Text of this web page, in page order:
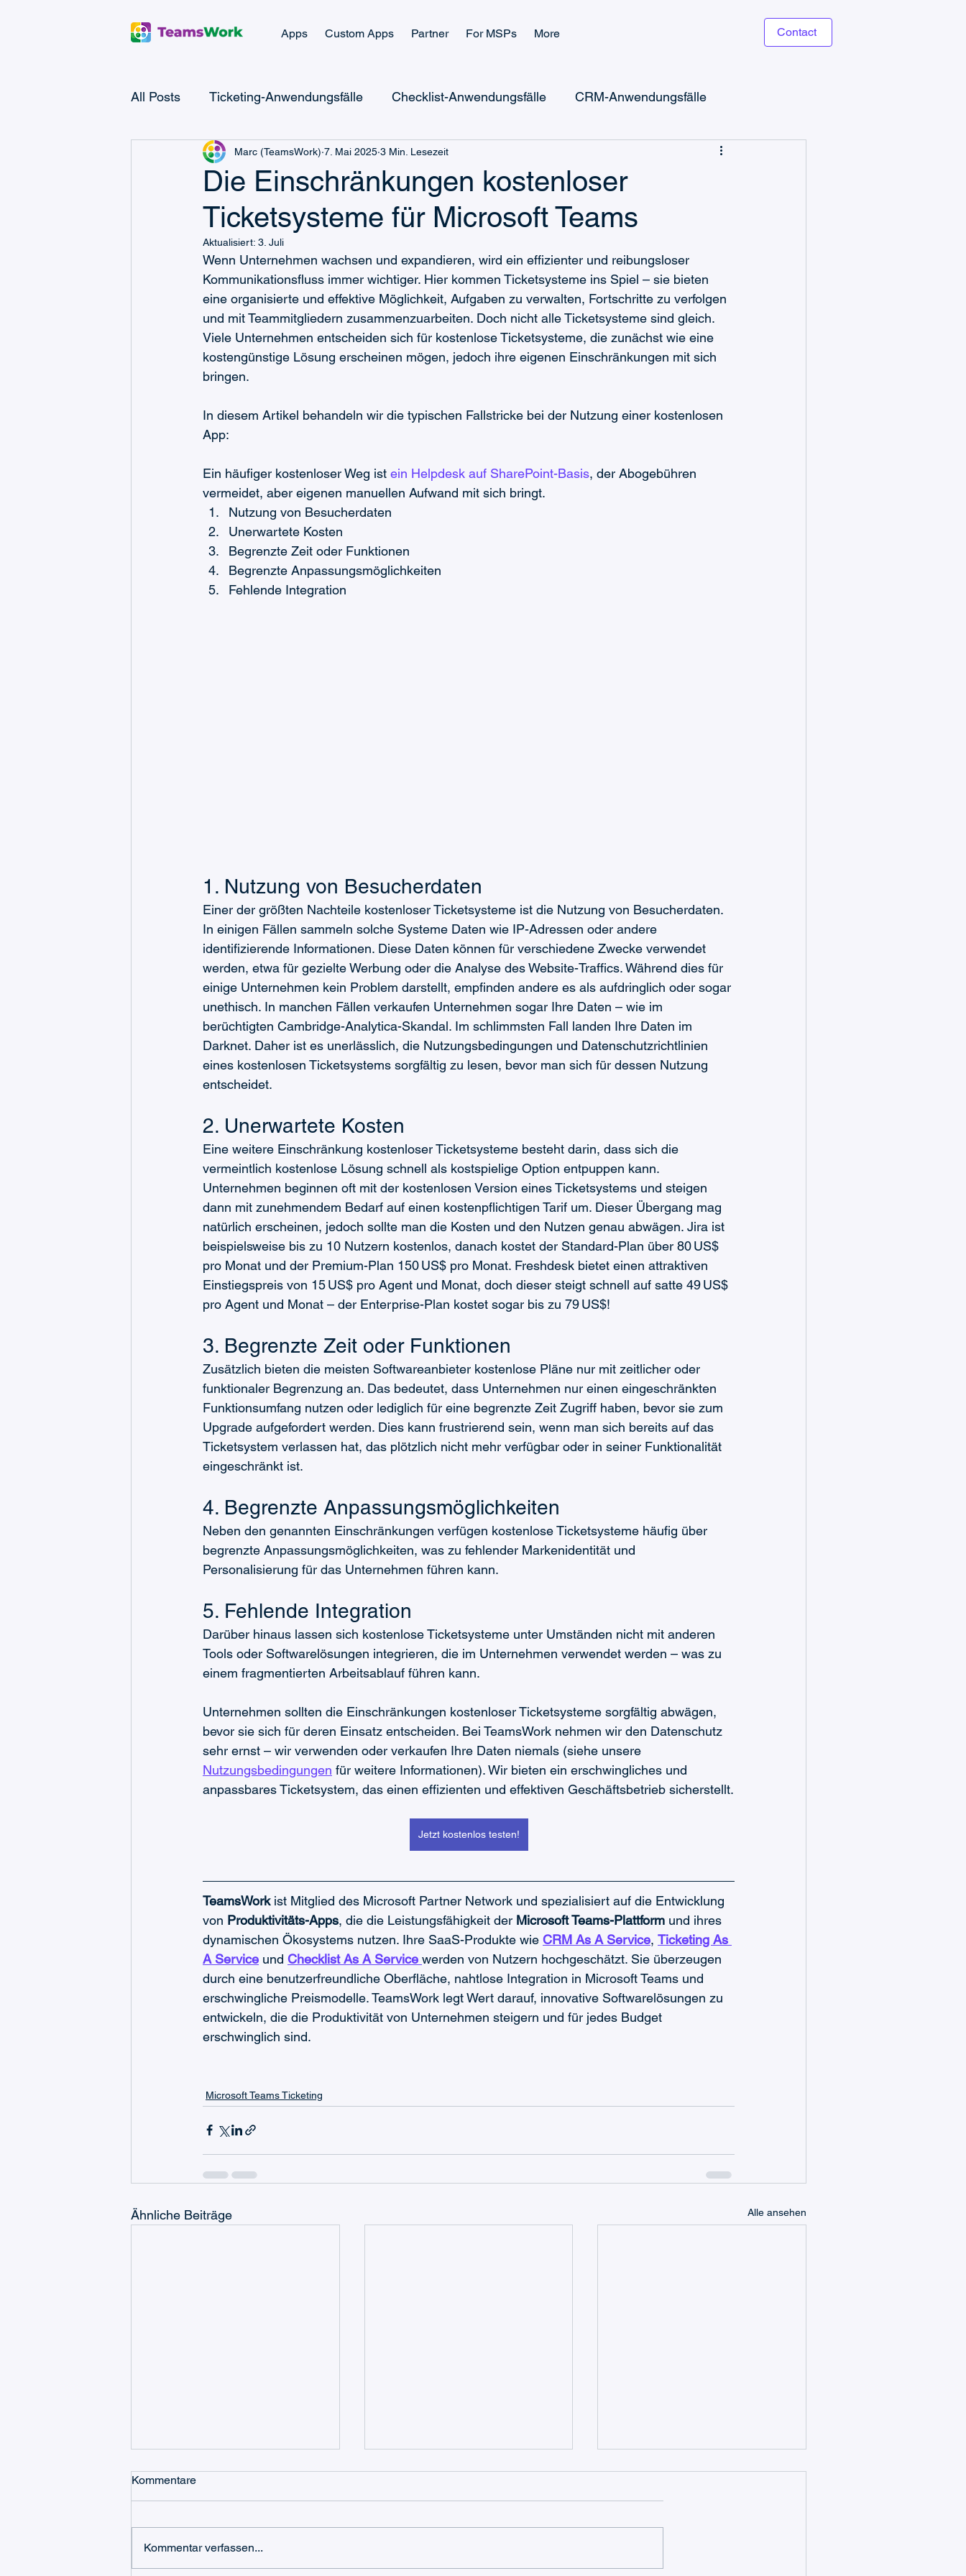
Apps Custom Apps Partner For MSPs More Contact
All Posts Ticketing-Anwendungsfälle Checklist-Anwendungsfälle CRM-Anwendungsfälle
Microsoft Teams Checklist Microsoft Power Automate
Microsoft Power Platform Microsoft Teams Billing Microsoft Teams CRM
CRM- & Vertriebswissen Ticketing-Wissen Checklist-Wissen
Die Einschränkungen kostenloser
Ticketsysteme für Microsoft Teams
Marc (TeamsWork) 7. Mai 2025 3 Min. Lesezeit
Aktualisiert: 3. Juli
Wenn Unternehmen wachsen und expandieren, wird ein effizienter und reibungsloser
Kommunikationsfluss immer wichtiger. Hier kommen Ticketsysteme ins Spiel – sie bieten
eine organisierte und effektive Möglichkeit, Aufgaben zu verwalten, Fortschritte zu verfolgen
und mit Teammitgliedern zusammenzuarbeiten. Doch nicht alle Ticketsysteme sind gleich.
Viele Unternehmen entscheiden sich für kostenlose Ticketsysteme, die zunächst wie eine
kostengünstige Lösung erscheinen mögen, jedoch ihre eigenen Einschränkungen mit sich
bringen.
In diesem Artikel behandeln wir die typischen Fallstricke bei der Nutzung einer kostenlosen
App:
Ein häufiger kostenloser Weg ist ein Helpdesk auf SharePoint-Basis, der Abogebühren
vermeidet, aber eigenen manuellen Aufwand mit sich bringt.
Nutzung von Besucherdaten
Unerwartete Kosten
Begrenzte Zeit oder Funktionen
Begrenzte Anpassungsmöglichkeiten
Fehlende Integration
1. Nutzung von Besucherdaten
Einer der größten Nachteile kostenloser Ticketsysteme ist die Nutzung von Besucherdaten.
In einigen Fällen sammeln solche Systeme Daten wie IP-Adressen oder andere
identifizierende Informationen. Diese Daten können für verschiedene Zwecke verwendet
werden, etwa für gezielte Werbung oder die Analyse des Website-Traffics. Während dies für
einige Unternehmen kein Problem darstellt, empfinden andere es als aufdringlich oder sogar
unethisch. In manchen Fällen verkaufen Unternehmen sogar Ihre Daten – wie im
berüchtigten Cambridge-Analytica-Skandal. Im schlimmsten Fall landen Ihre Daten im
Darknet. Daher ist es unerlässlich, die Nutzungsbedingungen und Datenschutzrichtlinien
eines kostenlosen Ticketsystems sorgfältig zu lesen, bevor man sich für dessen Nutzung
entscheidet.
2. Unerwartete Kosten
Eine weitere Einschränkung kostenloser Ticketsysteme besteht darin, dass sich die
vermeintlich kostenlose Lösung schnell als kostspielige Option entpuppen kann.
Unternehmen beginnen oft mit der kostenlosen Version eines Ticketsystems und steigen
dann mit zunehmendem Bedarf auf einen kostenpflichtigen Tarif um. Dieser Übergang mag
natürlich erscheinen, jedoch sollte man die Kosten und den Nutzen genau abwägen. Jira ist
beispielsweise bis zu 10 Nutzern kostenlos, danach kostet der Standard-Plan über 80 US$
pro Monat und der Premium-Plan 150 US$ pro Monat. Freshdesk bietet einen attraktiven
Einstiegspreis von 15 US$ pro Agent und Monat, doch dieser steigt schnell auf satte 49 US$
pro Agent und Monat – der Enterprise-Plan kostet sogar bis zu 79 US$!
3. Begrenzte Zeit oder Funktionen
Zusätzlich bieten die meisten Softwareanbieter kostenlose Pläne nur mit zeitlicher oder
funktionaler Begrenzung an. Das bedeutet, dass Unternehmen nur einen eingeschränkten
Funktionsumfang nutzen oder lediglich für eine begrenzte Zeit Zugriff haben, bevor sie zum
Upgrade aufgefordert werden. Dies kann frustrierend sein, wenn man sich bereits auf das
Ticketsystem verlassen hat, das plötzlich nicht mehr verfügbar oder in seiner Funktionalität
eingeschränkt ist.
4. Begrenzte Anpassungsmöglichkeiten
Neben den genannten Einschränkungen verfügen kostenlose Ticketsysteme häufig über
begrenzte Anpassungsmöglichkeiten, was zu fehlender Markenidentität und
Personalisierung für das Unternehmen führen kann.
Darüber hinaus lassen sich kostenlose Ticketsysteme unter Umständen nicht mit anderen
Tools oder Softwarelösungen integrieren, die im Unternehmen verwendet werden – was zu
einem fragmentierten Arbeitsablauf führen kann.
Unternehmen sollten die Einschränkungen kostenloser Ticketsysteme sorgfältig abwägen,
bevor sie sich für deren Einsatz entscheiden. Bei TeamsWork nehmen wir den Datenschutz
sehr ernst – wir verwenden oder verkaufen Ihre Daten niemals (siehe unsere
Nutzungsbedingungen für weitere Informationen). Wir bieten ein erschwingliches und
anpassbares Ticketsystem, das einen effizienten und effektiven Geschäftsbetrieb sicherstellt.
Jetzt kostenlos testen!
TeamsWork ist Mitglied des Microsoft Partner Network und spezialisiert auf die Entwicklung
von Produktivitäts-Apps, die die Leistungsfähigkeit der Microsoft Teams-Plattform und ihres
dynamischen Ökosystems nutzen. Ihre SaaS-Produkte wie CRM As A Service, Ticketing As
A Service und Checklist As A Service werden von Nutzern hochgeschätzt. Sie überzeugen
durch eine benutzerfreundliche Oberfläche, nahtlose Integration in Microsoft Teams und
erschwingliche Preismodelle. TeamsWork legt Wert darauf, innovative Softwarelösungen zu
entwickeln, die die Produktivität von Unternehmen steigern und für jedes Budget
erschwinglich sind.
Microsoft Teams Ticketing
Ähnliche Beiträge Alle ansehen
Kommentare
Kommentar verfassen...